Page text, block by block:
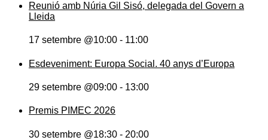
Reunió amb Núria Gil Sisó, delegada del Govern a
Lleida
17 setembre @10:00 - 11:00
Esdeveniment: Europa Social. 40 anys d’Europa
29 setembre @09:00 - 13:00
Premis PIMEC 2026
30 setembre @18:30 - 20:00